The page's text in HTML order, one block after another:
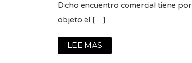
Dicho encuentro comercial tiene por
objeto el […]
LEE MAS